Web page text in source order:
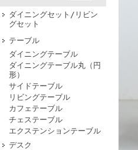
ダイニングセット/リビン
グセット
テーブル
ダイニングテーブル
ダイニングテーブル丸（円
形）
サイドテーブル
リビングテーブル
カフェテーブル
チェステーブル
エクステンションテーブル
デスク